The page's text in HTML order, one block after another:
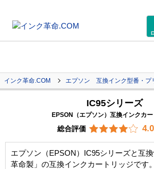
インク革命.COM エプソン 互換インク型番・プ
IC95シリーズ
EPSON（エプソン）互換インクカ
総合評価 4.0
エプソン（EPSON）IC95シリーズと互
革命製」の互換インクカートリッジです。